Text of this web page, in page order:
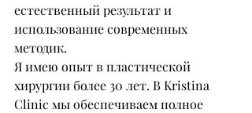
естественный результат и
использование современных
методик.
Я имею опыт в пластической
хирургии более 30 лет. В Kristina
Clinic мы обеспечиваем полное